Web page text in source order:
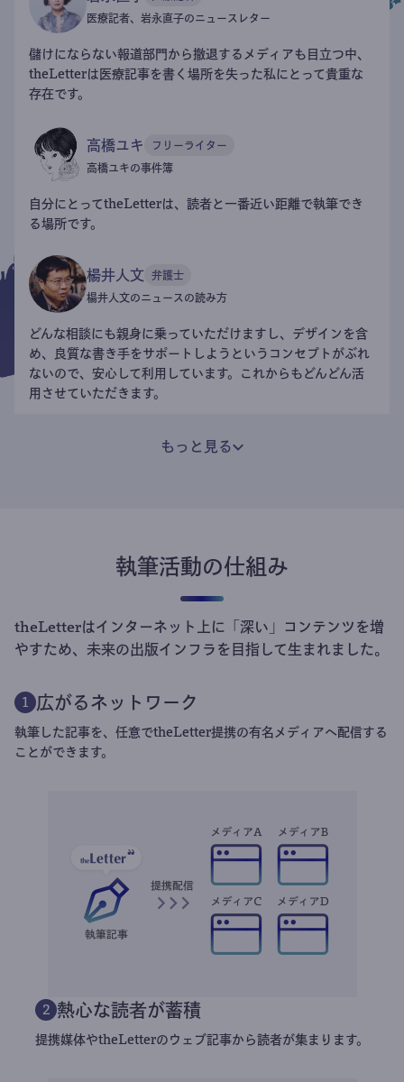
医療記者、岩永直子のニュースレター
儲けにならない報道部門から撤退するメディアも目立つ中、
theLetterは医療記事を書く場所を失った私にとって貴重な
存在です。
高橋ユキ フリーライター
高橋ユキの事件簿
自分にとってtheLetterは、読者と一番近い距離で執筆でき
る場所です。
楊井人文 弁護士
楊井人文のニュースの読み方
どんな相談にも親身に乗っていただけますし、デザインを含
め、良質な書き手をサポートしようというコンセプトがぶれ
ないので、安心して利用しています。これからもどんどん活
用させていただきます。
もっと見る
執筆活動の仕組み
theLetterはインターネット上に「深い」コンテンツを増
やすため、未来の出版インフラを目指して生まれました。
1 広がるネットワーク
執筆した記事を、任意でtheLetter提携の有名メディアへ配信する
ことができます。
2 熱心な読者が蓄積
提携媒体やtheLetterのウェブ記事から読者が集まります。